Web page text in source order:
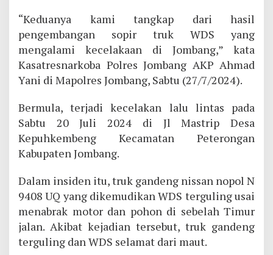
“Keduanya kami tangkap dari hasil
pengembangan sopir truk WDS yang
mengalami kecelakaan di Jombang,” kata
Kasatresnarkoba Polres Jombang AKP Ahmad
Yani di Mapolres Jombang, Sabtu (27/7/2024).
Bermula, terjadi kecelakan lalu lintas pada
Sabtu 20 Juli 2024 di Jl Mastrip Desa
Kepuhkembeng Kecamatan Peterongan
Kabupaten Jombang.
Dalam insiden itu, truk gandeng nissan nopol N
9408 UQ yang dikemudikan WDS terguling usai
menabrak motor dan pohon di sebelah Timur
jalan. Akibat kejadian tersebut, truk gandeng
terguling dan WDS selamat dari maut.